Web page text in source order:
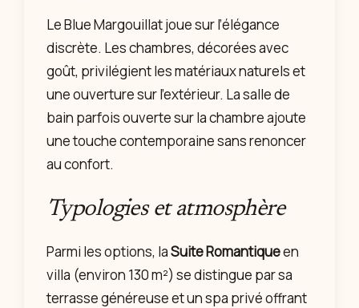
Le Blue Margouillat joue sur l’élégance
discrète. Les chambres, décorées avec
goût, privilégient les matériaux naturels et
une ouverture sur l’extérieur. La salle de
bain parfois ouverte sur la chambre ajoute
une touche contemporaine sans renoncer
au confort.
Typologies et atmosphère
Parmi les options, laSuite Romantiqueen
villa (environ 130 m²) se distingue par sa
terrasse généreuse et un spa privé offrant